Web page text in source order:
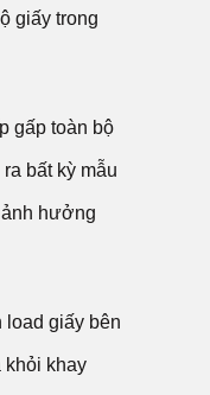
giấy trong
gấp toàn bộ
bất kỳ mẫu
hưởng
load giấy bên
khỏi khay